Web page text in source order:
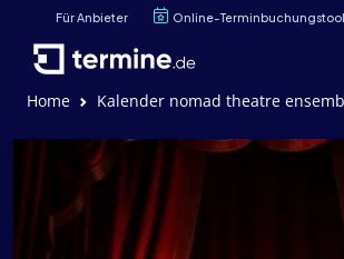
Für Anbieter Online-Terminbuchungstool
Home Kalender nomad theatre